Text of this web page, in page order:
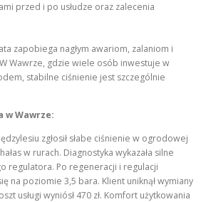
przed i po usłudze oraz zalecenia
zapobiega nagłym awariom, zalaniom i
Wawrze, gdzie wiele osób inwestuje w
stabilne ciśnienie jest szczególnie
w Wawrze:
zgłosił słabe ciśnienie w ogrodowej
w rurach. Diagnostyka wykazała silne
regulatora. Po regeneracji i regulacji
na poziomie 3,5 bara. Klient uniknął wymiany
usługi wyniósł 470 zł. Komfort użytkowania